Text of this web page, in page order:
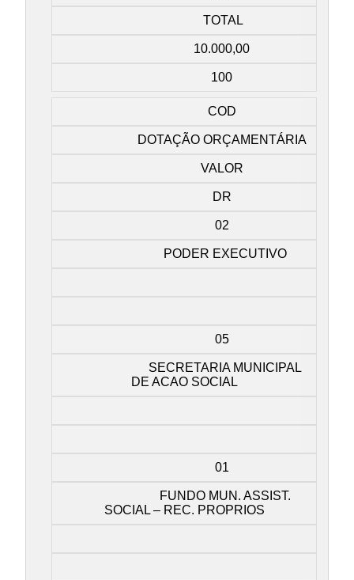
TOTAL
10.000,00
100
COD
DOTAÇÃO ORÇAMENTÁRIA
VALOR
DR
02
PODER EXECUTIVO
05
SECRETARIA MUNICIPAL
DE ACAO SOCIAL
01
FUNDO MUN. ASSIST.
SOCIAL – REC. PROPRIOS